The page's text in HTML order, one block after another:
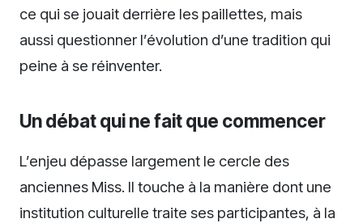
ce qui se jouait derrière les paillettes, mais
aussi questionner l’évolution d’une tradition qui
peine à se réinventer.
Un débat qui ne fait que commencer
L’enjeu dépasse largement le cercle des
anciennes Miss. Il touche à la manière dont une
institution culturelle traite ses participantes, à la